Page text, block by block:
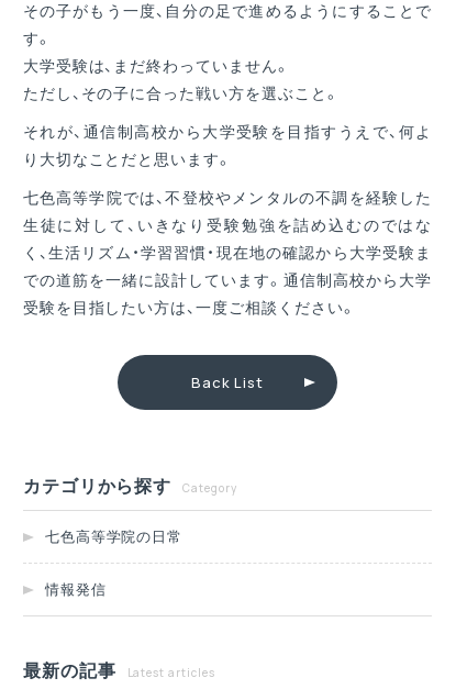
その子がもう一度、自分の足で進めるようにすることで
す。
大学受験は、まだ終わっていません。
ただし、その子に合った戦い方を選ぶこと。
それが、通信制高校から大学受験を目指すうえで、何よ
り大切なことだと思います。
七⾊⾼等学院では、不登校やメンタルの不調を経験した
⽣徒に対して、いきなり受験勉強を詰め込むのではな
く、⽣活リズム・学習習慣・現在地の確認から⼤学受験ま
での道筋を⼀緒に設計しています。通信制⾼校から⼤学
受験を⽬指したい⽅は、⼀度ご相談ください。
Back List
カテゴリから探す Category
七色高等学院の日常
情報発信
最新の記事 Latest articles